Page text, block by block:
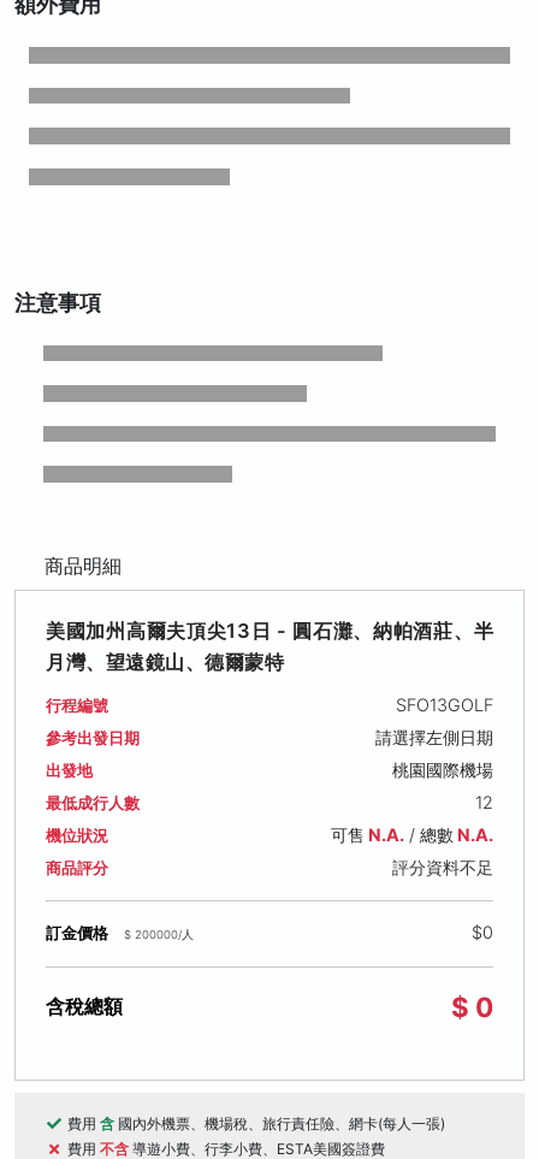
注意事項
商品明細
美國加州高爾夫頂尖13日 - 圓石灘、納帕酒莊、半
月灣、望遠鏡山、德爾蒙特
行程編號 SFO13GOLF
參考出發日期 請選擇左側日期
出發地 桃園國際機場
最低成行人數 12
機位狀況 可售 N.A./ 總數N.A.
商品評分 評分資料不足
訂金價格 $ 200000/人 $0
含稅總額 $ 0
費用 含 國內外機票、機場稅、旅行責任險、網卡(每人一張)
費用 不含 導遊小費、行李小費、ESTA美國簽證費